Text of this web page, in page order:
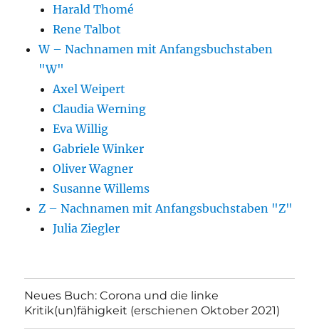
Harald Thomé
Rene Talbot
W – Nachnamen mit Anfangsbuchstaben
"W"
Axel Weipert
Claudia Werning
Eva Willig
Gabriele Winker
Oliver Wagner
Susanne Willems
Z – Nachnamen mit Anfangsbuchstaben "Z"
Julia Ziegler
Neues Buch: Corona und die linke
Kritik(un)fähigkeit (erschienen Oktober 2021)